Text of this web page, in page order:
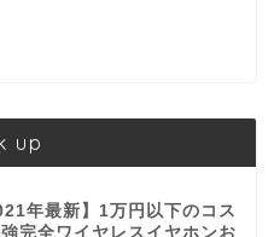
up
年最新】1万円以下のコス
完全ワイヤレスイヤホンお